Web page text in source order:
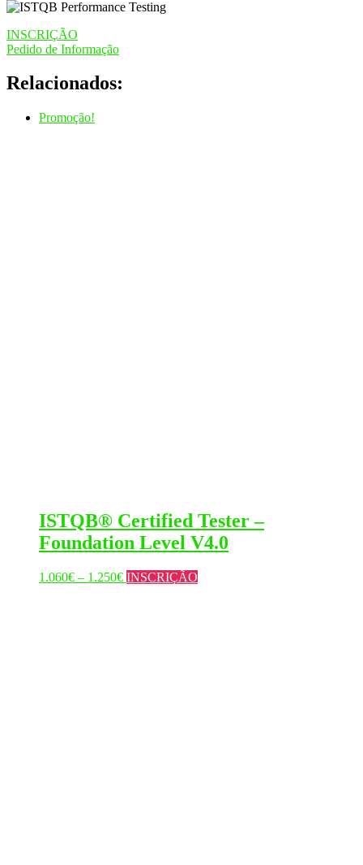
INSCRIÇÃO
Pedido de Informação
Relacionados:
Promoção!
ISTQB® Certified Tester –
Foundation Level V4.0
1.060€ – 1.250€Price
INSCRIÇÃO